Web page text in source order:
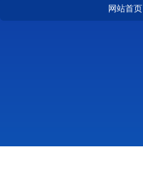
网站首页